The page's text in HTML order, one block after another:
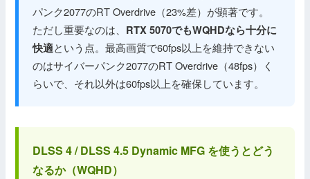
パンク2077のRT Overdrive（23%差）が顕著です。
ただし重要なのは、 RTX 5070でもWQHDなら十分に
快適という点。最高画質で60fps以上を維持できない
のはサイバーパンク2077のRT Overdrive（48fps）く
らいで、それ以外は60fps以上を確保しています。
DLSS 4 / DLSS 4.5 Dynamic MFG を使うとどう
なるか（WQHD）